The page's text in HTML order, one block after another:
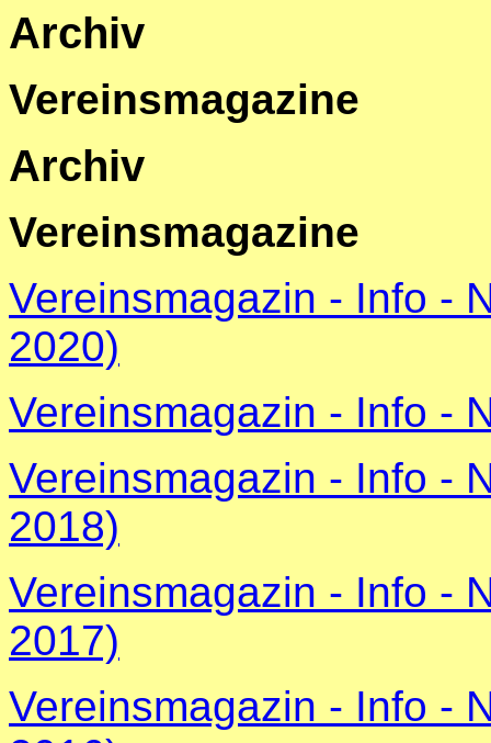
Archiv
Vereinsmagazine
Archiv
Vereinsmagazine
Vereinsmagazin - Info -
2020)
Vereinsmagazin - Info -
Vereinsmagazin - Info -
2018)
Vereinsmagazin - Info -
2017)
Vereinsmagazin - Info -